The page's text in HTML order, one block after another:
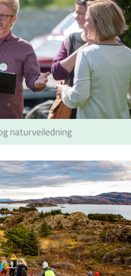
naturveiledning